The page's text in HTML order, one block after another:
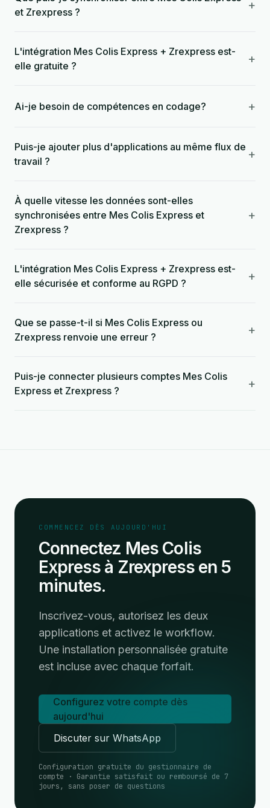
et Zrexpress ?
+
L'intégration Mes Colis Express + Zrexpress est-
elle gratuite ?
+
Ai-je besoin de compétences en codage? +
Puis-je ajouter plus d'applications au même flux de
travail ?
+
À quelle vitesse les données sont-elles
synchronisées entre Mes Colis Express et
Zrexpress ?
+
L'intégration Mes Colis Express + Zrexpress est-
elle sécurisée et conforme au RGPD ?
+
Que se passe-t-il si Mes Colis Express ou
Zrexpress renvoie une erreur ?
+
Puis-je connecter plusieurs comptes Mes Colis
Express et Zrexpress ?
+
COMMENCEZ DÈS AUJOURD'HUI
Connectez Mes Colis
Express à Zrexpress en 5
minutes.
Inscrivez-vous, autorisez les deux
applications et activez le workflow.
Une installation personnalisée gratuite
est incluse avec chaque forfait.
Configurez votre compte dès
aujourd'hui
Discuter sur WhatsApp
Configuration gratuite du gestionnaire de
compte · Garantie satisfait ou remboursé de 7
jours, sans poser de questions